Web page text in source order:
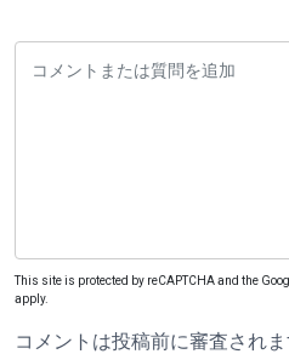
This site is protected by reCAPTCHA and the
apply.
コメントは投稿前に審査され